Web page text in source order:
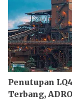
Penutupan
Terbang,